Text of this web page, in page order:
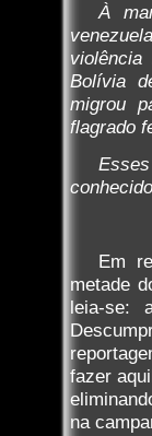
À
Bolívia
migrou
flagrado
Em
metade
leia-se:
fazer
na